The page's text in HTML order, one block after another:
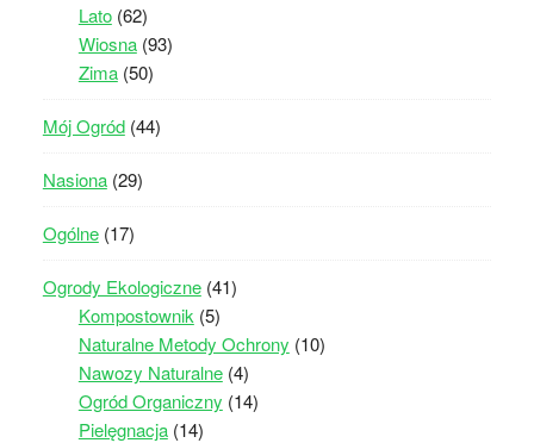
Lato(62)
Wiosna(93)
Zima(50)
Mój Ogród(44)
Nasiona(29)
Ogólne(17)
Ogrody Ekologiczne(41)
Kompostownik (5)
Naturalne Metody Ochrony (10)
Nawozy Naturalne(4)
Ogród Organiczny (14)
Pielęgnacja(14)